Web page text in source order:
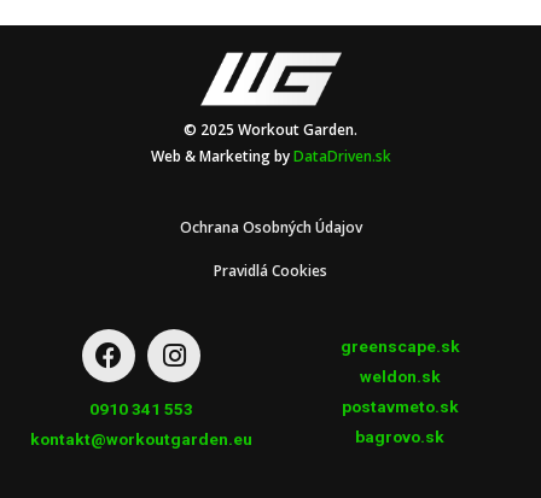
© 2025 Workout Garden.
Web & Marketing byDataDriven.sk
Ochrana Osobných Údajov
Pravidlá Cookies
0910 341 553
kontakt@workoutgarden.eu
greenscape.sk
weldon.sk
postavmeto.sk
bagrovo.sk